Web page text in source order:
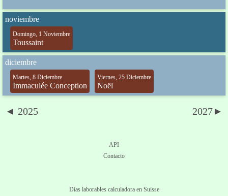
noviembre
Domingo, 1 Noviembre
Toussaint
diciembre
Martes, 8 Diciembre
Immaculée Conception
Viernes, 25 Diciembre
Noël
◄ 2025 2027►
API
Contacto
Días laborables calculadora en Suisse